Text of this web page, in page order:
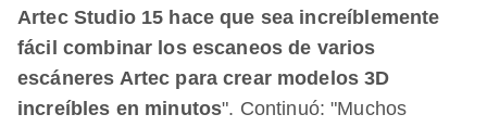
Artec Studio 15 hace que sea increíblemente
fácil combinar los escaneos de varios
escáneres Artec para crear modelos 3D
increíbles en minutos". Continuó: "Muchos